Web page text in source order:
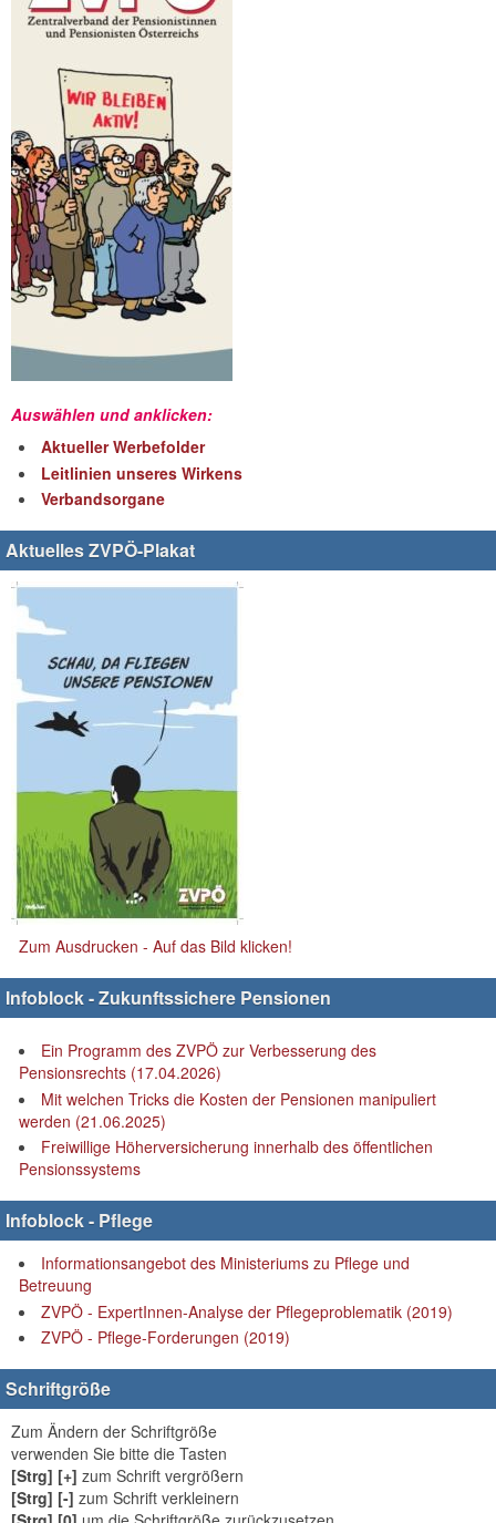
Auswählen und anklicken:
Aktueller Werbefolder
Leitlinien unseres Wirkens
Verbandsorgane
Aktuelles ZVPÖ-Plakat
Zum Ausdrucken - Auf das Bild klicken!
Infoblock - Zukunftssichere Pensionen
Ein Programm des ZVPÖ zur Verbesserung des
Pensionsrechts (17.04.2026)
Mit welchen Tricks die Kosten der Pensionen manipuliert
werden (21.06.2025)
Freiwillige Höherversicherung innerhalb des öffentlichen
Pensionssystems
Infoblock - Pflege
Informationsangebot des Ministeriums zu Pflege und
Betreuung
ZVPÖ - ExpertInnen-Analyse der Pflegeproblematik (2019)
ZVPÖ - Pflege-Forderungen (2019)
Schriftgröße
Zum Ändern der Schriftgröße
verwenden Sie bitte die Tasten
[Strg] [+] zum Schrift vergrößern
[Strg] [-] zum Schrift verkleinern